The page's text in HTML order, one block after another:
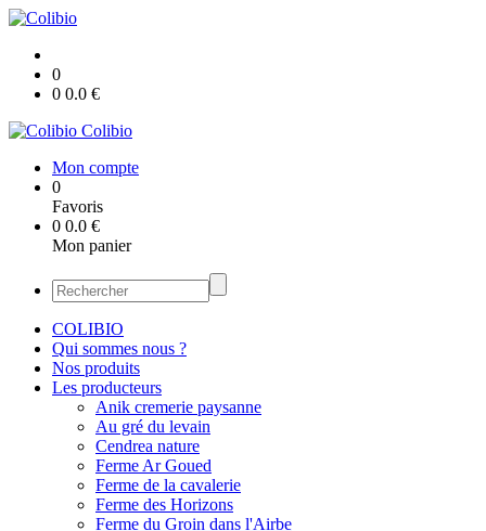
0
0 0.0 €
Colibio
Mon compte
0
Favoris
0 0.0 €
Mon panier
COLIBIO
Qui sommes nous ?
Nos produits
Les producteurs
Anik cremerie paysanne
Au gré du levain
Cendrea nature
Ferme Ar Goued
Ferme de la cavalerie
Ferme des Horizons
Ferme du Groin dans l'Airbe